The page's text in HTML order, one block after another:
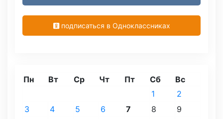
подписаться в Одноклассниках
Пн Вт Ср Чт Пт Сб Вс
1
2
3
4 5 6 7 8
9